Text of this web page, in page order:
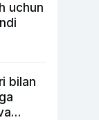
uchun
bilan